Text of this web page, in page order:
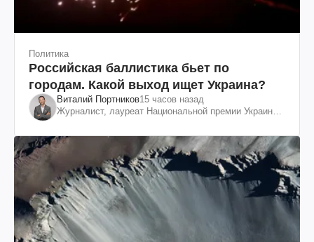
Политика
Российская баллистика бьет по
городам. Какой выход ищет Украина?
Виталий Портников15 часов назад
Журналист, лауреат Национальной премии Украины